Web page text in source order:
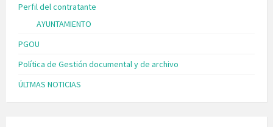
Perfil del contratante
AYUNTAMIENTO
PGOU
Política de Gestión documental y de archivo
ÚLTMAS NOTICIAS